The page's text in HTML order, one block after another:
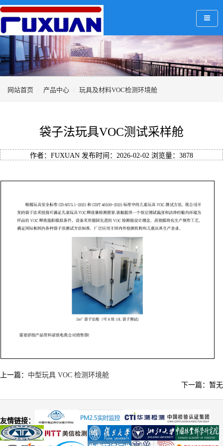
网站首页 产品中心 玩具及材料VOC检测环境舱
袋子法玩具VOC测试采样舱
作者：FUXUAN 发布时间：2026-02-02 浏览量： 3878
上一篇： 中型玩具 VOC 检测环境舱
下一篇：暂无
友情链接：